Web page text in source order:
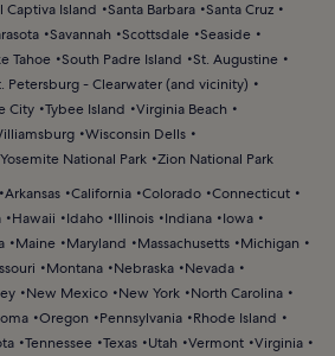
Captiva Island Santa Barbara Santa Cruz
Savannah Scottsdale Seaside
Tahoe South Padre Island
St. Augustine
Petersburg - Clearwater (and vicinity)
City Tybee Island
Virginia Beach
Wisconsin Dells
Yosemite National Park Zion National Park
Arkansas California Colorado Connecticut
Hawaii Idaho Illinois Indiana
Iowa
Maine Maryland Massachusetts
Michigan
Montana Nebraska
Nevada
New Mexico New York
North Carolina
Oregon Pennsylvania
Rhode Island
Tennessee Texas Utah Vermont Virginia